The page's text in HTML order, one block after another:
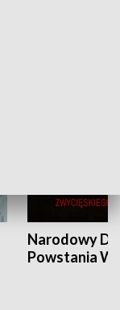
Narodowy
Powstania